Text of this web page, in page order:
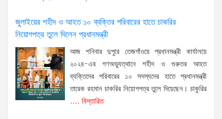
জুলাইয়ের শহীদ ও আহত ১০ ব্যক্তির পরিবারের হাতে চাকরির
নিয়োগপত্র তুলে দিলেন প্রধানমন্ত্রী
আজ শনিবার দুপুরে তেজগাঁওয়ে প্রধানমন্ত্রী কার্যালয়ে
২০২৪-এর গণঅভ্যুত্থানে শহীদ ও গুরুতর আহত
ব্যক্তিদের পরিবারের ১০ সদস্যদের হাতে প্রধানমন্ত্রী
তারেক রহমান চাকরির নিয়োগপত্র তুলে দিয়েছেন। চাকুরির
.... বিস্তারিত